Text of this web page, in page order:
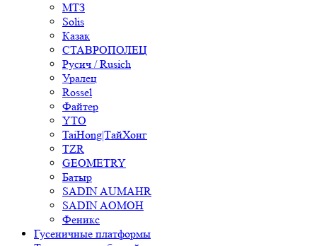
МТЗ
Solis
Казак
СТАВРОПОЛЕЦ
Русич / Rusich
Уралец
Rossel
Файтер
YTO
TaiHong|ТайХонг
TZR
GEOMETRY
Батыр
SADIN AUMAHR
SADIN AOMOH
Феникс
Гусеничные платформы